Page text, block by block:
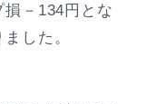
－134円とな
した。